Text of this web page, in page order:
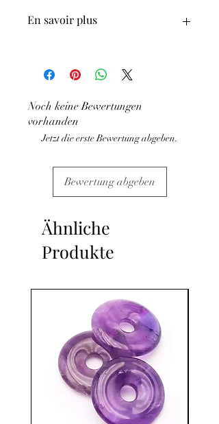
En savoir plus
Minéraux en Lithothérapie n'exclut en
aucun cas la poursuite d'un traitement
C'est un complément.
Noch keine Bewertungen
vorhanden
Jetzt die erste Bewertung abgeben.
Bewertung abgeben
Ähnliche
Produkte